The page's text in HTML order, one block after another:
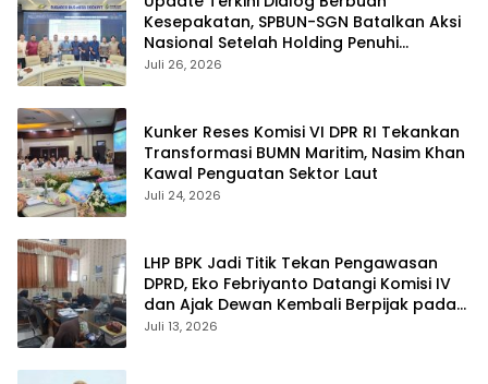
Kesepakatan, SPBUN-SGN Batalkan Aksi
Nasional Setelah Holding Penuhi
Sejumlah Aspirasi
Juli 26, 2026
Kunker Reses Komisi VI DPR RI Tekankan
Transformasi BUMN Maritim, Nasim Khan
Kawal Penguatan Sektor Laut
Juli 24, 2026
LHP BPK Jadi Titik Tekan Pengawasan
DPRD, Eko Febriyanto Datangi Komisi IV
dan Ajak Dewan Kembali Berpijak pada
Dokumen Resmi Negara
Juli 13, 2026